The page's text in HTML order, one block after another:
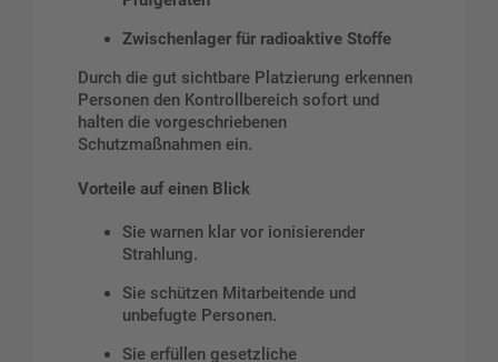
Zwischenlager für radioaktive Stoffe
Durch die gut sichtbare Platzierung erkennen
Personen den Kontrollbereich sofort und
halten die vorgeschriebenen
Schutzmaßnahmen ein.
Vorteile auf einen Blick
Sie warnen klar vor ionisierender
Strahlung.
Sie schützen Mitarbeitende und
unbefugte Personen.
Sie erfüllen gesetzliche